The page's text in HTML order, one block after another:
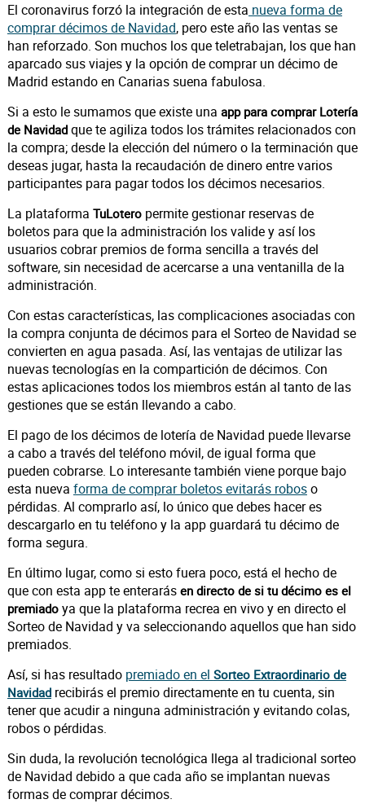
El coronavirus forzó la integración de esta nueva forma de
comprar décimos de Navidad, pero este año las ventas se
han reforzado. Son muchos los que teletrabajan, los que han
aparcado sus viajes y la opción de comprar un décimo de
Madrid estando en Canarias suena fabulosa.
Si a esto le sumamos que existe una app para comprar Lotería
de Navidadque te agiliza todos los trámites relacionados con
la compra; desde la elección del número o la terminación que
deseas jugar, hasta la recaudación de dinero entre varios
participantes para pagar todos los décimos necesarios.
La plataforma TuLotero permite gestionar reservas de
boletos para que la administración los valide y así los
usuarios cobrar premios de forma sencilla a través del
software, sin necesidad de acercarse a una ventanilla de la
administración.
Con estas características, las complicaciones asociadas con
la compra conjunta de décimos para el Sorteo de Navidad se
convierten en agua pasada. Así, las ventajas de utilizar las
nuevas tecnologías en la compartición de décimos. Con
estas aplicaciones todos los miembros están al tanto de las
gestiones que se están llevando a cabo.
El pago de los décimos de lotería de Navidad puede llevarse
a cabo a través del teléfono móvil, de igual forma que
pueden cobrarse. Lo interesante también viene porque bajo
esta nueva forma de comprar boletos evitarás roboso
pérdidas. Al comprarlo así, lo único que debes hacer es
descargarlo en tu teléfono y la app guardará tu décimo de
forma segura.
En último lugar, como si esto fuera poco, está el hecho de
que con esta app te enterarás en directo de si tu décimo es el
premiadoya que la plataforma recrea en vivo y en directo el
Sorteo de Navidad y va seleccionando aquellos que han sido
premiados.
Así, si has resultado premiado en el Sorteo Extraordinario de
Navidadrecibirás el premio directamente en tu cuenta, sin
tener que acudir a ninguna administración y evitando colas,
robos o pérdidas.
Sin duda, la revolución tecnológica llega al tradicional sorteo
de Navidad debido a que cada año se implantan nuevas
formas de comprar décimos.